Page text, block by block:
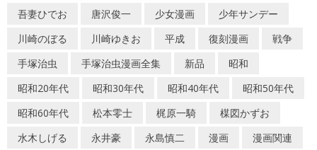
吾妻ひでお
唐沢俊一 少女漫画
少年サンデー
川崎のぼる
川崎ゆきお 平成 復刻漫画
戦争
手塚治虫
手塚治虫漫画全集 新品
昭和
昭和20年代
昭和30年代 昭和40年代
昭和50年代
昭和60年代
松本零士 梶原一騎
楳図かずお
水木しげる
永井豪 永島慎二 漫画
漫画関連